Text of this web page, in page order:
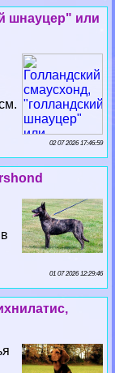
шнауцер" или
02 07 2026 17:46:59
01 07 2026 12:29:46